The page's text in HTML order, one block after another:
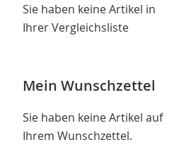
Sie haben keine Artikel in
Ihrer Vergleichsliste
Mein Wunschzettel
Sie haben keine Artikel auf
Ihrem Wunschzettel.